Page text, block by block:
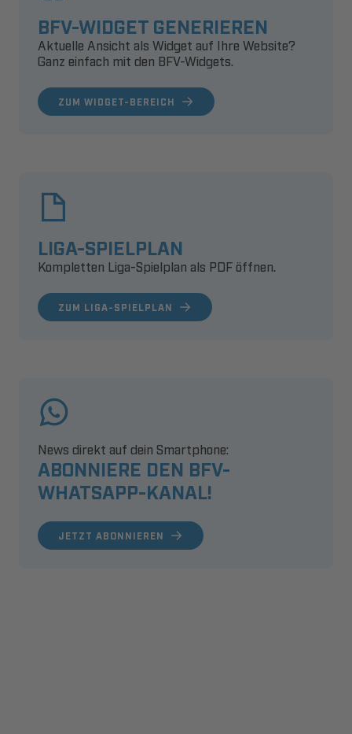
BFV-WIDGET GENERIEREN
Aktuelle Ansicht als Widget auf Ihre Website?
Ganz einfach mit den BFV-Widgets.
ZUM WIDGET-BEREICH
LIGA-SPIELPLAN
Kompletten Liga-Spielplan als PDF öffnen.
ZUM LIGA-SPIELPLAN
ABONNIERE DEN BFV-
WHATSAPP-KANAL!
News direkt auf dein Smartphone:
JETZT ABONNIEREN